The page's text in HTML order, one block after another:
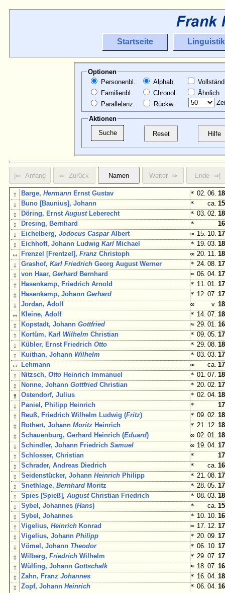
Startseite Linguistik
Optionen
Personenbl.
Familienbl.
Parallelanz.
Alphab.
Chronol.
Rückw.
Ähnlich
Aktionen
↑ Barge,Hermann Ernst Gustav * 02. 06.
↓ Buno [Baunius], Johann * ca.
↕ Döring, ErnstAugustLeberecht * 03. 02.
↕ Dresing, Bernhard *
↓ Eichelberg,Jodocus CasparAlbert ≈ 15. 10.
↕ Eichhoff, Johann LudwigKarl Michael * 19. 03.
↔ Frenzel [Frentzel],Franz Christoph ∞ 20. 11.
↓ Grashof,Karl Friedrich Georg August Werner * 24. 08.
↕ von Haar,Gerhard Bernhard ≈ 06. 04.
↑ Hasenkamp, Friedrich Arnold * 11. 01.
↕ Hasenkamp, JohannGerhard * 12. 07.
↓ Jordan, Adolf ∞ v.
↔ Kleine, Adolf * 14. 07.
↕ Kopstadt, JohannGottfried ≈ 29. 01.
↑ Kortüm, Karl Wilhelm Christian * 09. 05.
↓ Kübler, Ernst FriedrichOtto * 29. 08.
↑ Kuithan, Johann Wilhelm * 03. 03.
↔ Lehmann ∞ ca.
↑ Nitzsch,Otto Heinrich Immanuel * 01. 07.
↕ Nonne, JohannGottfried Christian * 20. 02.
↑ Ostendorf, Julius * 02. 04.
↓ Paniel, Philipp Heinrich *
↑ Reuß, Friedrich Wilhelm Ludwig (Fritz) * 09. 02.
↕ Rothert, JohannMoritz Heinrich * 21. 12.
↕ Schauenburg, Gerhard Heinrich (Eduard) ∞ 02. 01.
↓ Schindler, Johann FriedrichSamuel ∞ 19. 04.
↑ Schlosser, Christian *
↕ Schrader, Andreas Diedrich * ca.
↕ Seidenstücker, JohannHeinrich Philipp * 21. 08.
↕ Snethlage,Bernhard Moritz * 28. 05.
↑ Spies [Spieß],AugustChristian Friedrich * 08. 03.
↓ Sybel, Johannes (Hans) * ca.
↕ Sybel, Johannes * 10. 10.
↑ Vigelius,Heinrich Konrad ≈ 17. 12.
↕ Vigelius, JohannPhilipp * 20. 09.
↓ Vömel, Johann Theodor * 06. 10.
↕ Wilberg,Friedrich Wilhelm * 29. 07.
↑ Wülfing, JohannGottschalk ≈ 18. 07.
↕ Zahn, FranzJohannes * 16. 04.
↕ Zopf, JohannHeinrich * 06. 04.